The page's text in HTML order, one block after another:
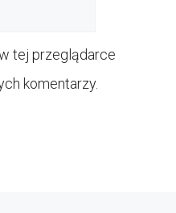
tej przeglądarce
komentarzy.